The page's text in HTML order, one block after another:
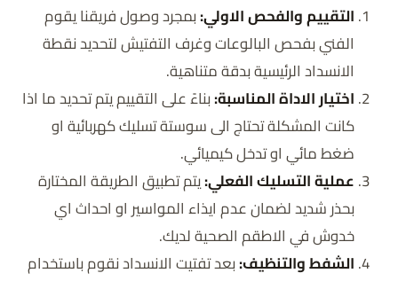
التقييم والفحص الاولي:بمجرد وصول فريقنا يقوم
الفني بفحص البالوعات وغرف التفتيش لتحديد نقطة
الانسداد الرئيسية بدقة متناهية.
اختيار الاداة المناسبة:بناءً على التقييم يتم تحديد ما اذا
كانت المشكلة تحتاج الى سوستة تسليك كهربائية او
ضغط مائي او تدخل كيميائي.
عملية التسليك الفعلي:يتم تطبيق الطريقة المختارة
بحذر شديد لضمان عدم ايذاء المواسير او احداث اي
خدوش في الاطقم الصحية لديك.
الشفط والتنظيف:بعد تفتيت الانسداد نقوم باستخدام